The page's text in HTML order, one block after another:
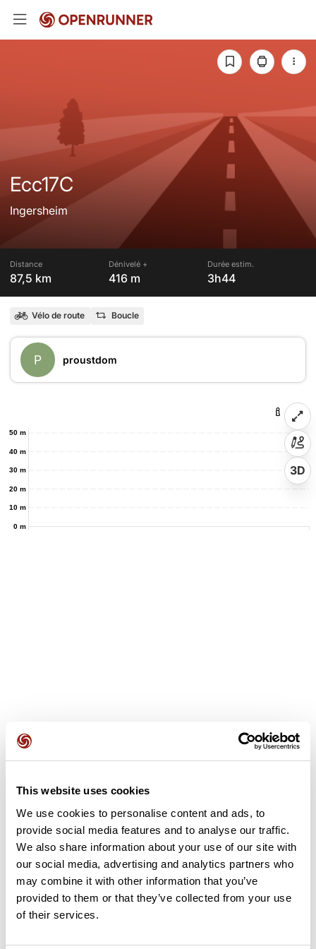
This website uses cookies
We use cookies to personalise content and ads, to
provide social media features and to analyse our traffic.
We also share information about your use of our site with
our social media, advertising and analytics partners who
may combine it with other information that you’ve
provided to them or that they’ve collected from your use
of their services.
Ecc17C
Ingersheim
Distance
87,5 km
Dénivelé +
416 m
Durée estim.
3h44
Vélo de route Boucle
P proustdom
0 m
10 m
20 m
30 m
40 m
50 m
3D
Ajouter un avis
Découvrez ce parcours de vélo de 87,5 km à proximité de